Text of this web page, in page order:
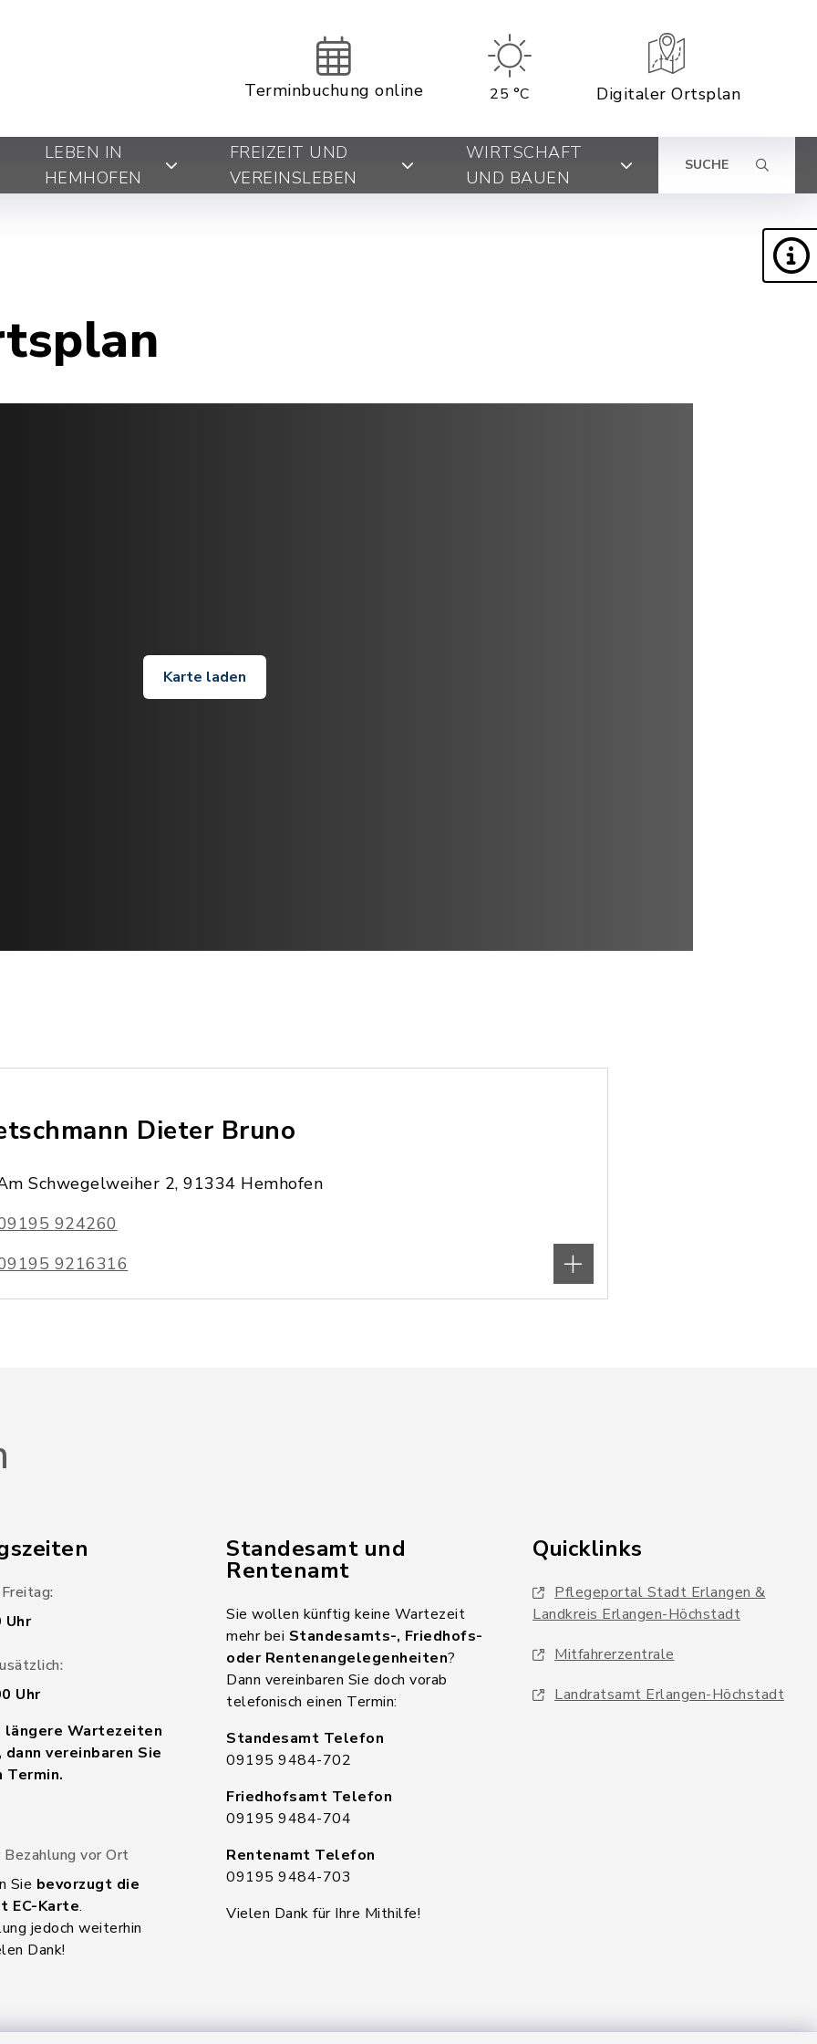
Terminbuchung online 25 °C Digitaler Ortsplan
LEBEN IN
HEMHOFEN
FREIZEIT UND
VEREINSLEBEN
WIRTSCHAFT
UND BAUEN
SUCHE
Karte laden
Dieter Bruno
Schwegelweiher 2, 91334 Hemhofen
924260
9216316
Uhr
Uhr
Wartezeiten
vereinbaren Sie
vor Ort
Sie bevorzugt die
EC-Karte.
jedoch weiterhin
Dank!
Standesamt und
Rentenamt
Sie wollen künftig keine Wartezeit
mehr bei Standesamts-, Friedhofs-
oder Rentenangelegenheiten?
Dann vereinbaren Sie doch vorab
telefonisch einen Termin:
Standesamt Telefon
09195 9484-702
Friedhofsamt Telefon
09195 9484-704
Rentenamt Telefon
09195 9484-703
Vielen Dank für Ihre Mithilfe!
Quicklinks
Pflegeportal Stadt Erlangen &
Landkreis Erlangen-Höchstadt
Mitfahrerzentrale
Landratsamt Erlangen-Höchstadt